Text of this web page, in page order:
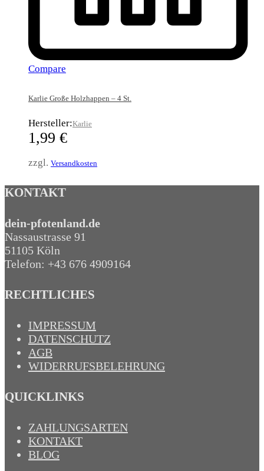
Compare
Karlie Große Holzhappen – 4 St.
Hersteller:Karlie
1,99 €
zzgl. Versandkosten
KONTAKT
dein-pfotenland.de
Nassaustrasse 91
51105 Köln
Telefon: +43 676 4909164‬
RECHTLICHES
IMPRESSUM
DATENSCHUTZ
AGB
WIDERRUFSBELEHRUNG
QUICKLINKS
ZAHLUNGSARTEN
KONTAKT
BLOG